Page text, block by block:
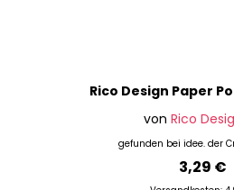
von Rico
gefunden bei idee. der
3,29 €